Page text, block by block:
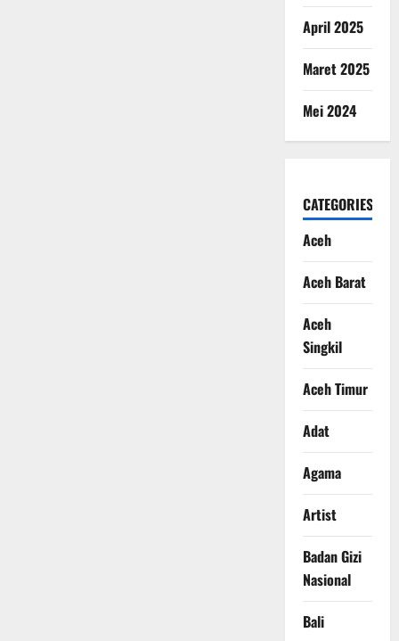
April 2025
Maret 2025
Mei 2024
CATEGORIES
Aceh
Aceh Barat
Aceh
Singkil
Aceh Timur
Adat
Agama
Artist
Badan Gizi
Nasional
Bali